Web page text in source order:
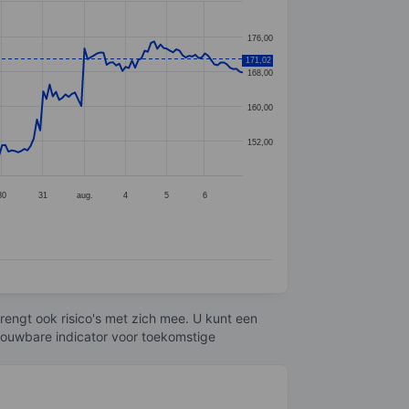
31 aug. 4 5 6
152,00
160,00
168,00
176,00
171,02
ook risico's met zich mee. U kunt een
indicator voor toekomstige